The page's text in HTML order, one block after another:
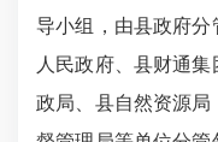
导小组，由县政府
人民政府、县财通
政局、县自然资源